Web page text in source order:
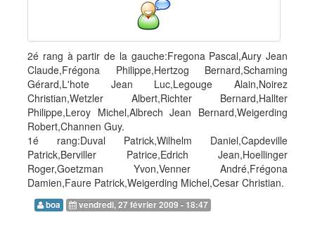
2é rang à partir de la gauche:Fregona Pascal,Aury Jean
Claude,Frégona Philippe,Hertzog Bernard,Schaming
Gérard,L'hote Jean Luc,Legouge Alain,Noirez
Christian,Wetzler Albert,Richter Bernard,Hallter
Philippe,Leroy Michel,Albrech Jean Bernard,Weigerding
Robert,Channen Guy.
1é rang:Duval Patrick,Wilhelm Daniel,Capdeville
Patrick,Berviller Patrice,Edrich Jean,Hoellinger
Roger,Goetzman Yvon,Venner André,Frégona
Damien,Faure Patrick,Weigerding Michel,Cesar Christian.
boa vendredi, 27 février 2009 - 18:47